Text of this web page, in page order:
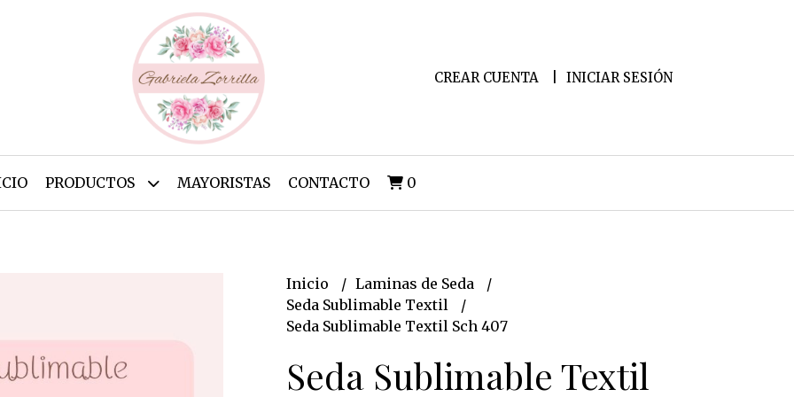
CREAR CUENTA INICIAR SESIÓN
PRODUCTOS MAYORISTAS CONTACTO 0
Inicio
Laminas de Seda
Seda Sublimable Textil
Seda Sublimable Textil Sch 407
Seda Sublimable Textil